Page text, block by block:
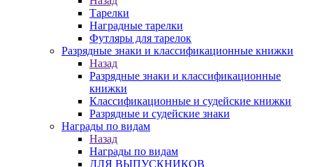
Тарелки
Наградные тарелки
Футляры для тарелок
Разрядные знаки и классификационные книжки
Назад
Разрядные знаки и классификационные
книжки
Классификационные и судейские книжки
Разрядные и судейские знаки
Награды по видам
Назад
Награды по видам
ДЛЯ ВЫПУСКНИКОВ